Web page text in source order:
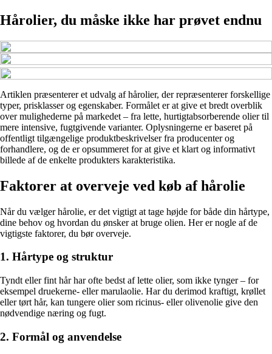
Hårolier, du måske ikke har prøvet endnu
Artiklen præsenterer et udvalg af hårolier, der repræsenterer forskellige
typer, prisklasser og egenskaber. Formålet er at give et bredt overblik
over mulighederne på markedet – fra lette, hurtigtabsorberende olier til
mere intensive, fugtgivende varianter. Oplysningerne er baseret på
offentligt tilgængelige produktbeskrivelser fra producenter og
forhandlere, og de er opsummeret for at give et klart og informativt
billede af de enkelte produkters karakteristika.
Faktorer at overveje ved køb af hårolie
Når du vælger hårolie, er det vigtigt at tage højde for både din hårtype,
dine behov og hvordan du ønsker at bruge olien. Her er nogle af de
vigtigste faktorer, du bør overveje.
1. Hårtype og struktur
Tyndt eller fint hår har ofte bedst af lette olier, som ikke tynger – for
eksempel druekerne- eller marulaolie. Har du derimod kraftigt, krøllet
eller tørt hår, kan tungere olier som ricinus- eller olivenolie give den
nødvendige næring og fugt.
2. Formål og anvendelse